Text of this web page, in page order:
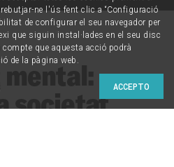
societat
rebutjar-ne l'ús fent clic a “Configuració
de configurar el seu navegador per
que siguin instal·lades en el seu disc
que aquesta acció podrà
de la pàgina web.
ACCEPTO